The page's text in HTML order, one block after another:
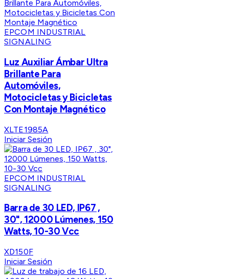
EPCOM INDUSTRIAL
SIGNALING
Luz Auxiliar Ámbar Ultra
Brillante Para
Automóviles,
Motocicletas y Bicicletas
Con Montaje Magnético
XLTE1985A
Iniciar Sesión
EPCOM INDUSTRIAL
SIGNALING
Barra de 30 LED, IP67 ,
30", 12000 Lúmenes, 150
Watts, 10-30 Vcc
XD150F
Iniciar Sesión